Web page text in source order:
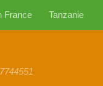
France Tanzanie